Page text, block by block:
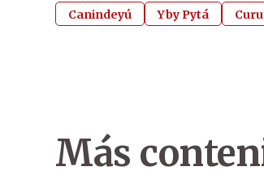
Canindeyú Yby Pytá
Más